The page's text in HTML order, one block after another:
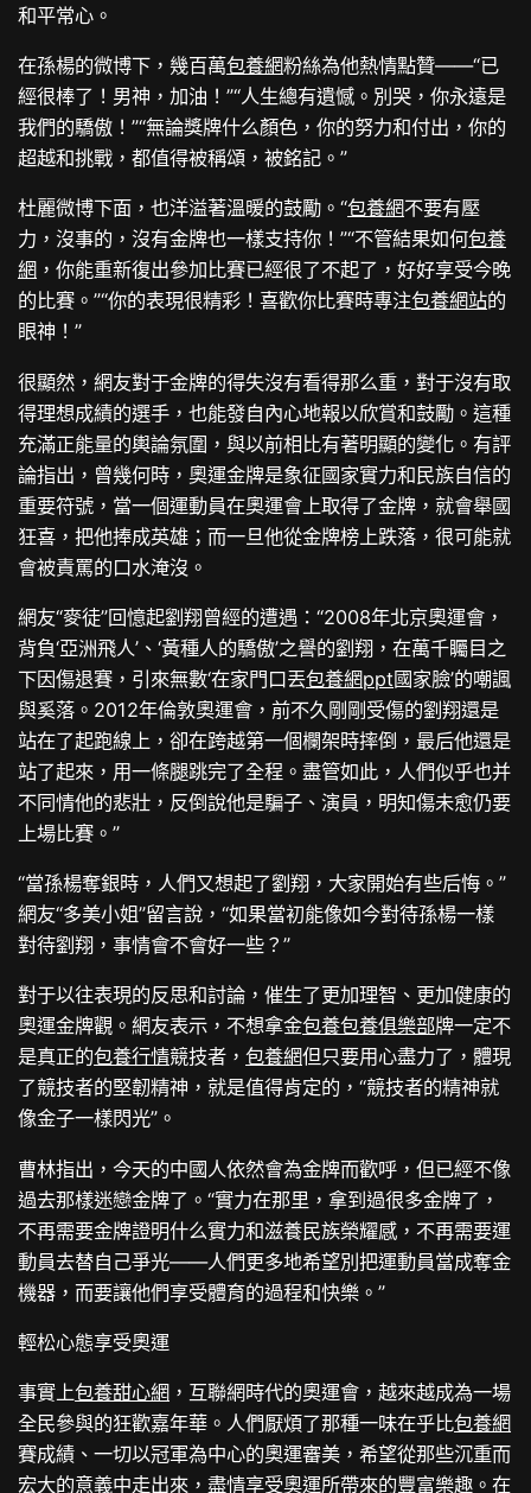
和平常心。
在孫楊的微博下，幾百萬包養網粉絲為他熱情點贊——“已
經很棒了！男神，加油！”“人生總有遺憾。別哭，你永遠是
我們的驕傲！”“無論獎牌什么顏色，你的努力和付出，你的
超越和挑戰，都值得被稱頌，被銘記。”
杜麗微博下面，也洋溢著溫暖的鼓勵。“包養網不要有壓
力，沒事的，沒有金牌也一樣支持你！”“不管結果如何包養
網 ，你能重新復出參加比賽已經很了不起了，好好享受今晚
的比賽。”“你的表現很精彩！喜歡你比賽時專注包養網站的
眼神！”
很顯然，網友對于金牌的得失沒有看得那么重，對于沒有取
得理想成績的選手，也能發自內心地報以欣賞和鼓勵。這種
充滿正能量的輿論氛圍，與以前相比有著明顯的變化。有評
論指出，曾幾何時，奧運金牌是象征國家實力和民族自信的
重要符號，當一個運動員在奧運會上取得了金牌，就會舉國
狂喜，把他捧成英雄；而一旦他從金牌榜上跌落，很可能就
會被責罵的口水淹沒。
網友“麥徒”回憶起劉翔曾經的遭遇：“2008年北京奧運會，
背負‘亞洲飛人’、‘黃種人的驕傲’之譽的劉翔，在萬千矚目之
下因傷退賽，引來無數‘在家門口丟包養網ppt國家臉’的嘲諷
與奚落。2012年倫敦奧運會，前不久剛剛受傷的劉翔還是
站在了起跑線上，卻在跨越第一個欄架時摔倒，最后他還是
站了起來，用一條腿跳完了全程。盡管如此，人們似乎也并
不同情他的悲壯，反倒說他是騙子、演員，明知傷未愈仍要
上場比賽。”
“當孫楊奪銀時，人們又想起了劉翔，大家開始有些后悔。”
網友“多美小姐”留言說，“如果當初能像如今對待孫楊一樣
對待劉翔，事情會不會好一些？”
對于以往表現的反思和討論，催生了更加理智、更加健康的
奧運金牌觀。網友表示，不想拿金包養包養俱樂部牌一定不
是真正的包養行情競技者，包養網但只要用心盡力了，體現
了競技者的堅韌精神，就是值得肯定的，“競技者的精神就
像金子一樣閃光”。
曹林指出，今天的中國人依然會為金牌而歡呼，但已經不像
過去那樣迷戀金牌了。“實力在那里，拿到過很多金牌了，
不再需要金牌證明什么實力和滋養民族榮耀感，不再需要運
動員去替自己爭光——人們更多地希望別把運動員當成奪金
機器，而要讓他們享受體育的過程和快樂。”
輕松心態享受奧運
事實上包養甜心網 ，互聯網時代的奧運會，越來越成為一場
全民參與的狂歡嘉年華。人們厭煩了那種一味在乎比包養網
賽成績、一切以冠軍為中心的奧運審美，希望從那些沉重而
宏大的意義中走出來，盡情享受奧運所帶來的豐富樂趣。在